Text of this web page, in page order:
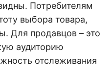
Потребителям
выбора товара,
Для продавцов – это
аудиторию
отслеживания